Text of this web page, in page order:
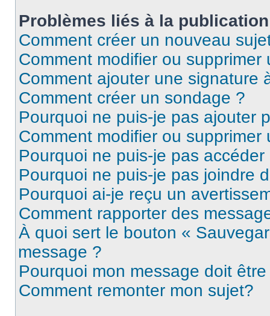
Problèmes liés à la
Comment créer un nouveau
Comment modifier ou supprimer
Comment ajouter une signature
Comment créer un sondage ?
Pourquoi ne puis-je pas ajouter
Comment modifier ou supprimer
Pourquoi ne puis-je pas
Pourquoi ne puis-je pas joindre
Pourquoi ai-je reçu un
Comment rapporter des
À quoi sert le bouton «
message ?
Pourquoi mon message doit
Comment remonter mon sujet?